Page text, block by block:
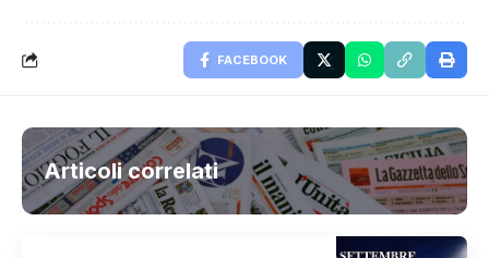
FACEBOOK
Articoli correlati